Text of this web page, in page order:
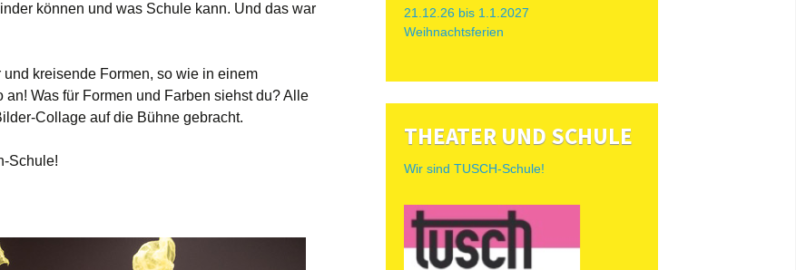
können und was Schule kann. Und das war
kreisende Formen, so wie in einem
Was für Formen und Farben siehst du? Alle
Collage auf die Bühne gebracht.
Schule!
21.12.26 bis 1.1.2027
Weihnachtsferien
THEATER UND SCHULE
Wir sind TUSCH-Schule!